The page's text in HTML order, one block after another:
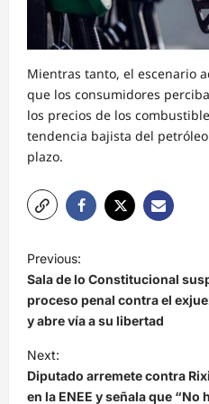
Mientras tanto, el escenario
que los consumidores
los precios de los
tendencia bajista del
plazo.
N
a
v
e
g
a
Previous:
Sala de lo Constitucional
proceso penal contra el
y abre vía a su libertad
Next:
Diputado arremete contra
en la ENEE y señala que “No